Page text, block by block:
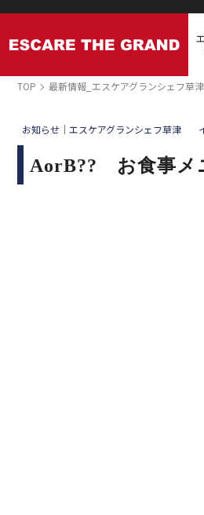
TOP 最新情報_エスケアグランシェフ草津
お知らせ｜エスケアグランシェフ草津
AorB?? お食事メ